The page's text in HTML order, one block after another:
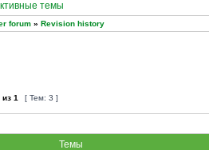
темы
forum » Revision history
из 1 [ Тем: 3 ]
Темы